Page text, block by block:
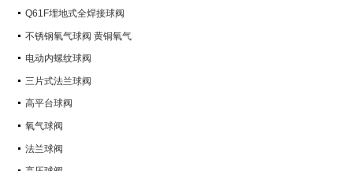
Q61F埋地式全焊接球阀
不锈钢氧气球阀 黄铜氧气
电动内螺纹球阀
三片式法兰球阀
高平台球阀
氧气球阀
法兰球阀